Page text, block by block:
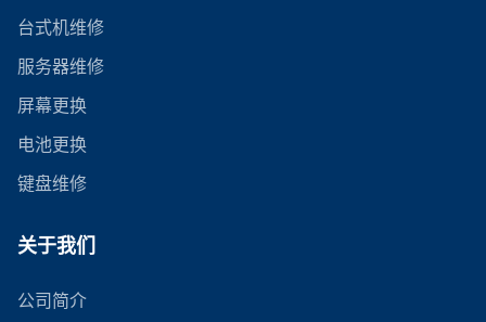
台式机维修
服务器维修
屏幕更换
电池更换
键盘维修
关于我们
公司简介